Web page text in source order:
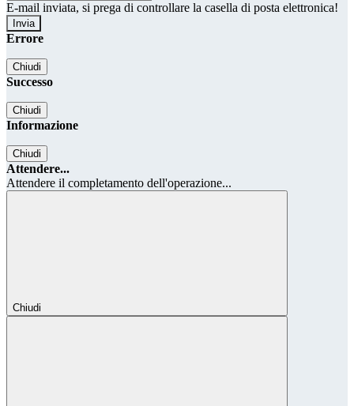
E-mail inviata, si prega di controllare la casella di posta elettronica!
Errore
Chiudi
Successo
Chiudi
Informazione
Chiudi
Attendere...
Attendere il completamento dell'operazione...
Chiudi